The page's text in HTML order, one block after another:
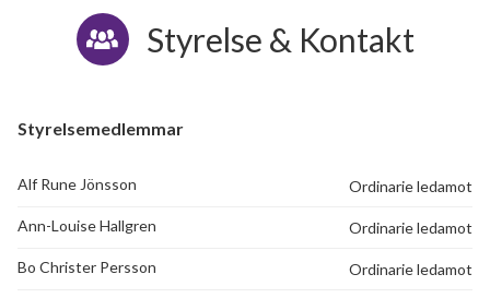
Styrelse & Kontakt
Styrelsemedlemmar
Alf Rune Jönsson Ordinarie ledamot
Ann-Louise Hallgren Ordinarie ledamot
Bo Christer Persson Ordinarie ledamot